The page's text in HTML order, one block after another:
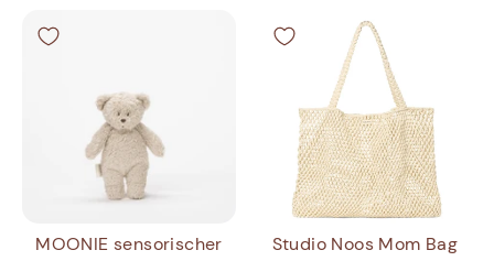
MOONIE sensorischer
Studio Noos Mom Bag